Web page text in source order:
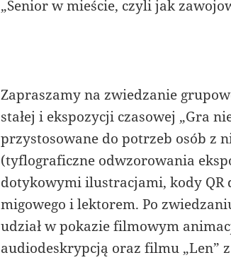
„Senior w mieście, czyli jak
Zapraszamy na zwiedzanie
stałej i ekspozycji czasowej „Gra
przystosowane do potrzeb osób z
(tyflograficzne odwzorowania
dotykowymi ilustracjami, kody QR
migowego i lektorem. Po
udział w pokazie filmowym
audiodeskrypcją oraz filmu „Len”